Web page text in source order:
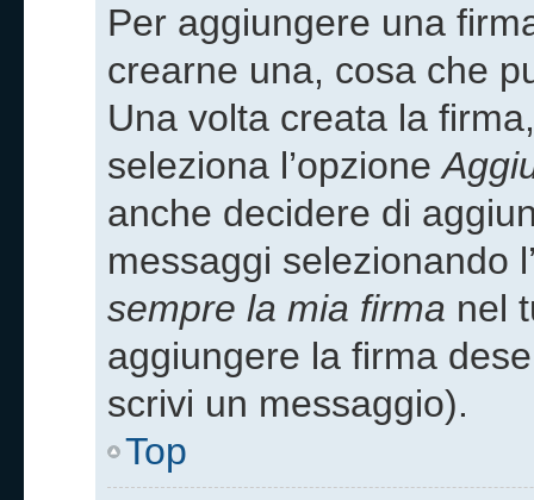
Per aggiungere una
crearne una, cosa che
Una volta creata la
seleziona l’opzione
anche decidere di
messaggi selezionando
sempre la mia firma nel
aggiungere la firma
scrivi un messaggio).
Top